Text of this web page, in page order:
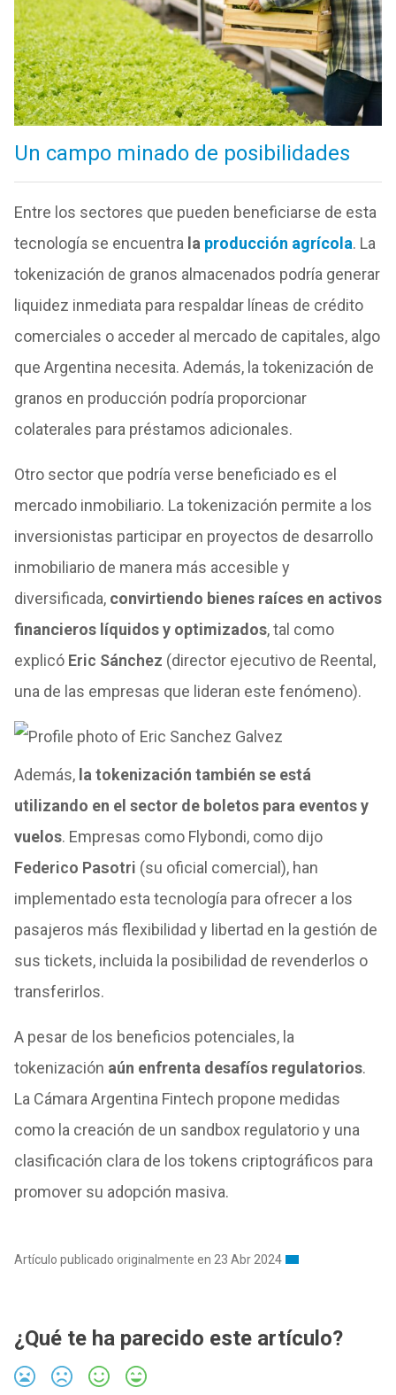
Un campo minado de posibilidades
Entre los sectores que pueden beneficiarse de esta
tecnología se encuentra la producción agrícola. La
tokenización de granos almacenados podría generar
liquidez inmediata para respaldar líneas de crédito
comerciales o acceder al mercado de capitales, algo
que Argentina necesita. Además, la tokenización de
granos en producción podría proporcionar
colaterales para préstamos adicionales.
Otro sector que podría verse beneficiado es el
mercado inmobiliario. La tokenización permite a los
inversionistas participar en proyectos de desarrollo
inmobiliario de manera más accesible y
diversificada, convirtiendo bienes raíces en activos
financieros líquidos y optimizados, tal como
explicó Eric Sánchez (director ejecutivo de Reental,
una de las empresas que lideran este fenómeno).
Además, la tokenización también se está
utilizando en el sector de boletos para eventos y
vuelos. Empresas como Flybondi, como dijo
Federico Pasotri (su oficial comercial), han
implementado esta tecnología para ofrecer a los
pasajeros más flexibilidad y libertad en la gestión de
sus tickets, incluida la posibilidad de revenderlos o
transferirlos.
A pesar de los beneficios potenciales, la
tokenización aún enfrenta desafíos regulatorios.
La Cámara Argentina Fintech propone medidas
como la creación de un sandbox regulatorio y una
clasificación clara de los tokens criptográficos para
promover su adopción masiva.
Artículo publicado originalmente en 23 Abr 2024
¿Qué te ha parecido este artículo?